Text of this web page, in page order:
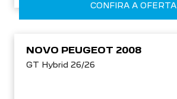
CONFIRA A OFERTA
NOVO PEUGEOT 2008
GT Hybrid 26/26